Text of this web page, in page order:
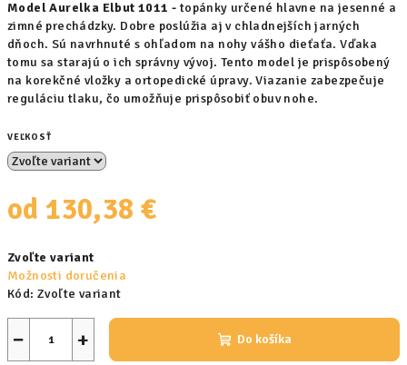
Model Aurelka Elbut 1011 - topánky určené hlavne na jesenné a
zimné prechádzky. Dobre poslúžia aj v chladnejších jarných
dňoch. Sú navrhnuté s ohľadom na nohy vášho dieťaťa. Vďaka
tomu sa starajú o ich správny vývoj. Tento model je prispôsobený
na korekčné vložky a ortopedické úpravy. Viazanie zabezpečuje
reguláciu tlaku, čo umožňuje prispôsobiť obuv nohe.
VEĽKOSŤ
od 130,38 €
cena:
Zvoľte variant
Možnosti doručenia
Kód: Zvoľte variant
+
− Do košíka